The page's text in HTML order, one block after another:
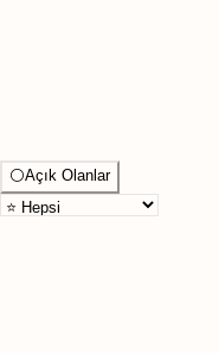
⚪Açık Olanlar